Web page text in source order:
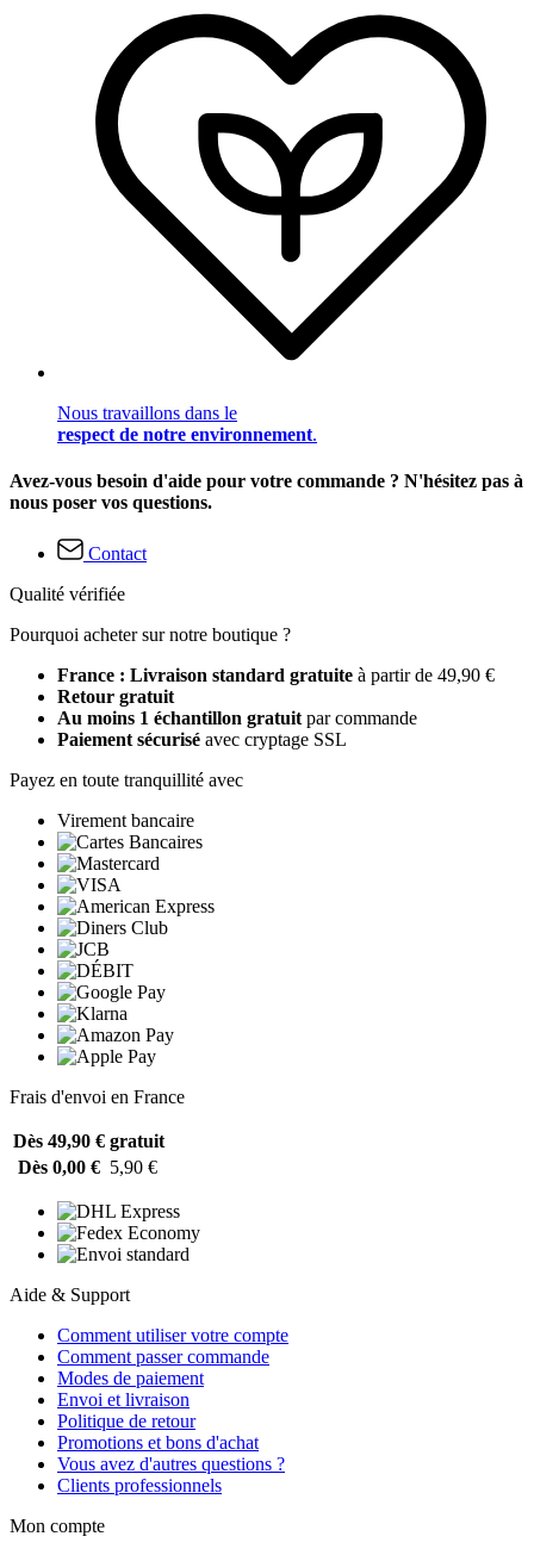
Nous travaillons dans le
respect de notre environnement.
Avez-vous besoin d'aide pour votre commande ? N'hésitez pas à
nous poser vos questions.
Contact
Qualité vérifiée
Pourquoi acheter sur notre boutique ?
France : Livraison standard gratuite à partir de 49,90 €
Retour gratuit
Au moins 1 échantillon gratuit par commande
Paiement sécurisé avec cryptage SSL
Payez en toute tranquillité avec
Virement bancaire
Frais d'envoi en France
Dès 49,90 € gratuit
Dès 0,00 € 5,90 €
Aide & Support
Comment utiliser votre compte
Comment passer commande
Modes de paiement
Envoi et livraison
Politique de retour
Promotions et bons d'achat
Vous avez d'autres questions ?
Clients professionnels
Mon compte